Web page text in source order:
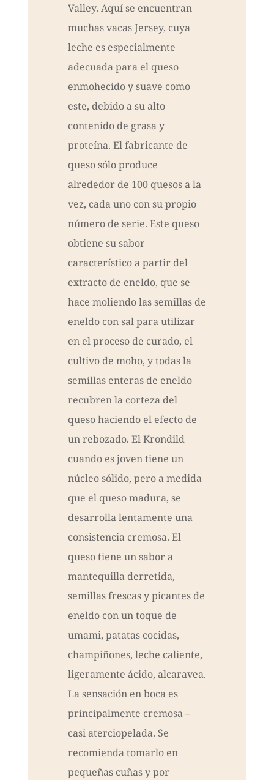
Valley. Aquí se encuentran
muchas vacas Jersey, cuya
leche es especialmente
adecuada para el queso
enmohecido y suave como
este, debido a su alto
contenido de grasa y
proteína. El fabricante de
queso sólo produce
alrededor de 100 quesos a la
vez, cada uno con su propio
número de serie. Este queso
obtiene su sabor
característico a partir del
extracto de eneldo, que se
hace moliendo las semillas de
eneldo con sal para utilizar
en el proceso de curado, el
cultivo de moho, y todas la
semillas enteras de eneldo
recubren la corteza del
queso haciendo el efecto de
un rebozado. El Krondild
cuando es joven tiene un
núcleo sólido, pero a medida
que el queso madura, se
desarrolla lentamente una
consistencia cremosa. El
queso tiene un sabor a
mantequilla derretida,
semillas frescas y picantes de
eneldo con un toque de
umami, patatas cocidas,
champiñones, leche caliente,
ligeramente ácido, alcaravea.
La sensación en boca es
principalmente cremosa –
casi aterciopelada. Se
recomienda tomarlo en
pequeñas cuñas y por